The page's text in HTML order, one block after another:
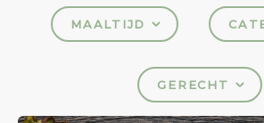
MAALTIJD
GERECHT